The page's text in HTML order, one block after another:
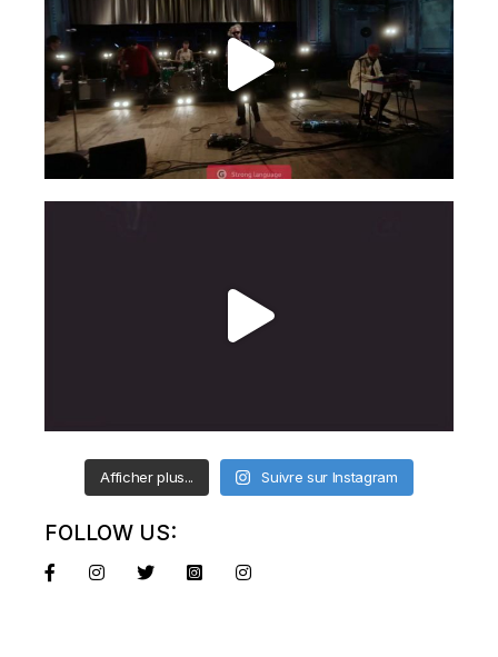
Afficher plus... Suivre sur Instagram
FOLLOW US: